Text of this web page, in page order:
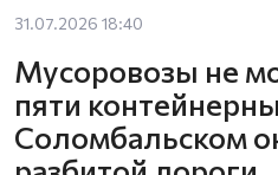
31.07.2026 18:40
Мусоровозы не
пяти
Соломбальском